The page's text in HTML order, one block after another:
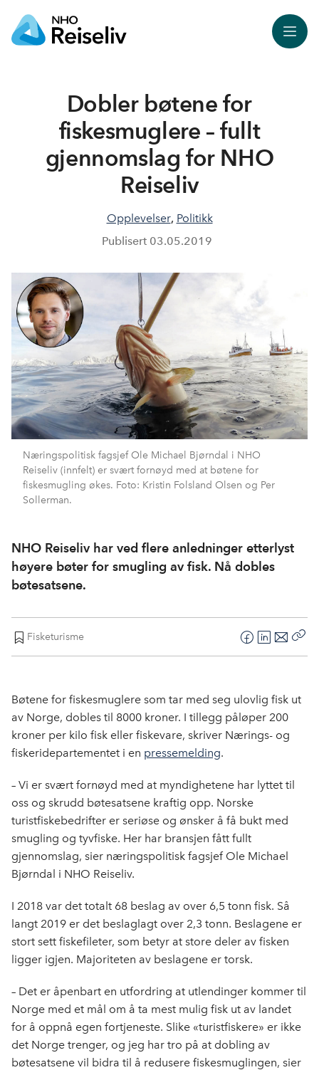
Meny
Dobler bøtene for
fiskesmuglere – fullt
gjennomslag for NHO
Reiseliv
Opplevelser, Politikk
Publisert 03.05.2019
Næringspolitisk fagsjef Ole Michael Bjørndal i NHO
Reiseliv (innfelt) er svært fornøyd med at bøtene for
fiskesmugling økes. Foto: Kristin Folsland Olsen og Per
Sollerman.
NHO Reiseliv har ved flere anledninger etterlyst
høyere bøter for smugling av fisk. Nå dobles
bøtesatsene.
Fisketurisme
F
a
e
b
L
i
k
e
I
E
-
o
s
Bøtene for fiskesmuglere som tar med seg ulovlig fisk ut
av Norge, dobles til 8000 kroner. I tillegg påløper 200
kroner per kilo fisk eller fiskevare, skriver Nærings- og
fiskeridepartementet i en pressemelding.
– Vi er svært fornøyd med at myndighetene har lyttet til
oss og skrudd bøtesatsene kraftig opp. Norske
turistfiskebedrifter er seriøse og ønsker å få bukt med
smugling og tyvfiske. Her har bransjen fått fullt
gjennomslag, sier næringspolitisk fagsjef Ole Michael
Bjørndal i NHO Reiseliv.
I 2018 var det totalt 68 beslag av over 6,5 tonn fisk. Så
langt 2019 er det beslaglagt over 2,3 tonn. Beslagene er
stort sett fiskefileter, som betyr at store deler av fisken
ligger igjen. Majoriteten av beslagene er torsk.
– Det er åpenbart en utfordring at utlendinger kommer til
Norge med et mål om å ta mest mulig fisk ut av landet
for å oppnå egen fortjeneste. Slike «turistfiskere» er ikke
det Norge trenger, og jeg har tro på at dobling av
bøtesatsene vil bidra til å redusere fiskesmuglingen, sier